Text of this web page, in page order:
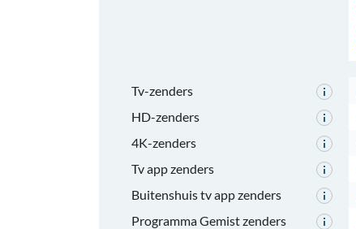
Tv-zenders
HD-zenders
4K-zenders
Tv app zenders
Buitenshuis tv app zenders
Programma Gemist zenders